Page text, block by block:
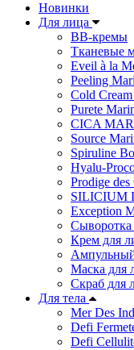
Новинки
Для лица
ВВ-кремы
Тканевые
Eveil à la
Peeling
Cold
Purete
СICA
Source
Spiruline
Hyalu-
Prodige
SILICIUM
Exception
Крем для
Маска для
Скраб для
Для тела
Mer Des
Defi
Defi